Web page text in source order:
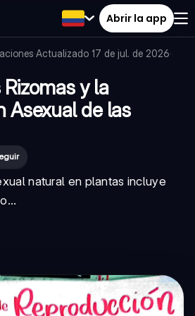
Abrir la app
·Actualizado 17 de jul. de 2026·
y la
Asexual de las
natural en plantas incluye